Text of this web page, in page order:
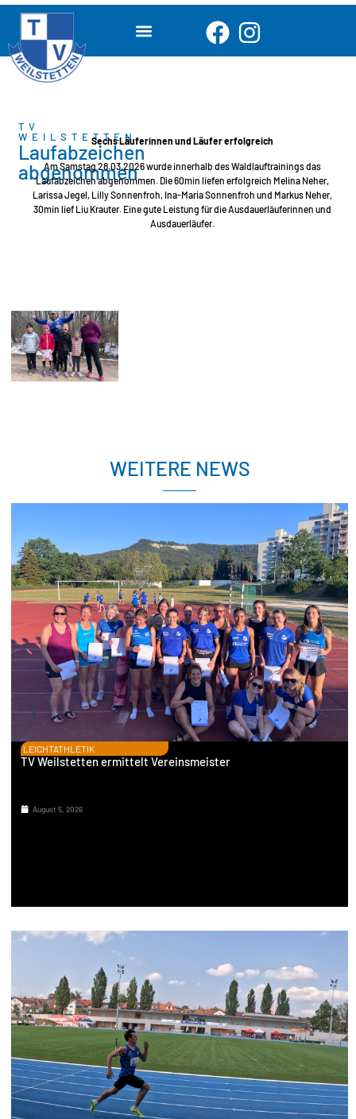
TV
WEILSTETTEN
Laufabzeichen
abgenommen
Sechs Läuferinnen und Läufer erfolgreich
Am Samstag 28.03.2026 wurde innerhalb des Waldlauftrainings das
Laufabzeichen abgenommen. Die 60min liefen erfolgreich Melina Neher,
Larissa Jegel, Lilly Sonnenfroh, Ina-Maria Sonnenfroh und Markus Neher,
30min lief Liu Krauter. Eine gute Leistung für die Ausdauerläuferinnen und
Ausdauerläufer.
WEITERE NEWS
LEICHTATHLETIK
TV Weilstetten ermittelt Vereinsmeister
August 5, 2026